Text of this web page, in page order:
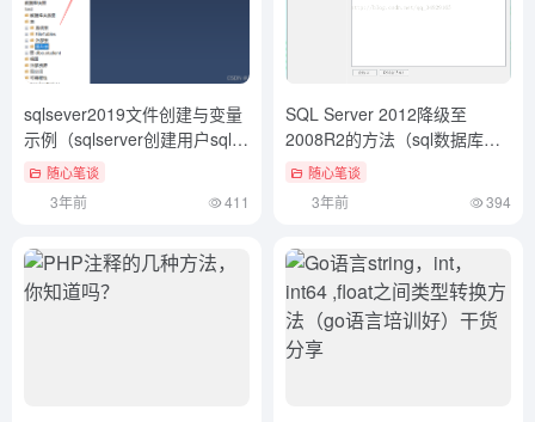
sqlsever2019文件创建与变量
示例（sqlserver创建用户sql语
句）快来看
随心笔谈
3年前 411
SQL Server 2012降级至
2008R2的方法（sql数据库降
低版本）这都可以？
随心笔谈
3年前 394